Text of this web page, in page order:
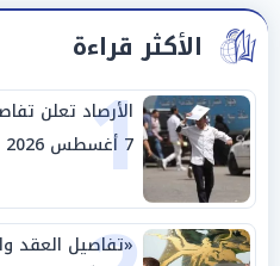
الأكثر قراءة
1
الأرصاد تعلن
7 أغسطس 2026
«تفاصيل العقد